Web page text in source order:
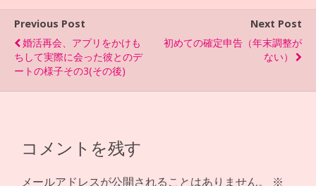
b
o
o
k
er n
a
Previous Post
婚活再会、アプリをかけも
ちして実際に会った彼とのデ
ートの様子その3(その後)
Next Post
初めての確定申告（年末調整が
ない）
コメントを残す
メールアドレスが公開されることはありません。
※